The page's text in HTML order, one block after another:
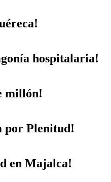
hospitalaria!
millón!
por Plenitud!
en Majalca!